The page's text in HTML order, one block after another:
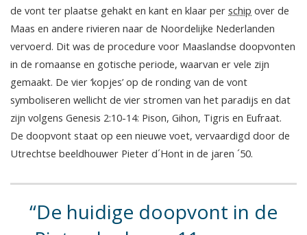
de vont ter plaatse gehakt en kant en klaar per schip over de
Maas en andere rivieren naar de Noordelijke Nederlanden
vervoerd. Dit was de procedure voor Maaslandse doopvonten
in de romaanse en gotische periode, waarvan er vele zijn
gemaakt. De vier ‘kopjes’ op de ronding van de vont
symboliseren wellicht de vier stromen van het paradijs en dat
zijn volgens Genesis 2:10-14: Pison, Gihon, Tigris en Eufraat.
De doopvont staat op een nieuwe voet, vervaardigd door de
Utrechtse beeldhouwer Pieter d´Hont in de jaren ´50.
De huidige doopvont in de